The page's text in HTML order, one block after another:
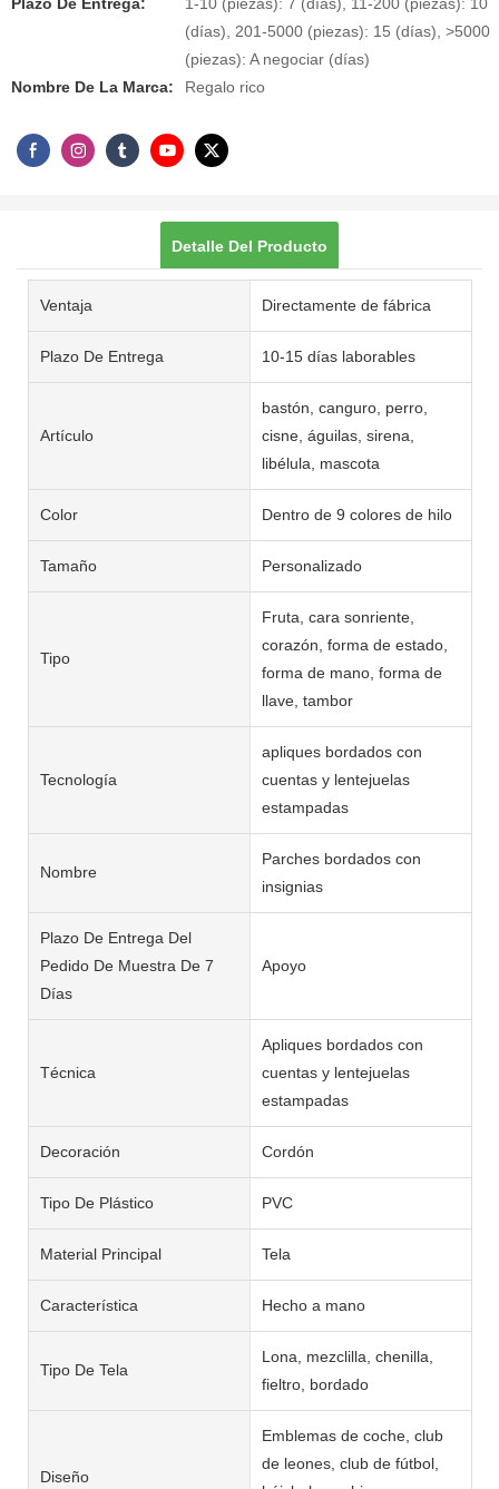
(días), 201-5000 (piezas): 15 (días), >5000
(piezas): A negociar (días)
Nombre De La Marca:
Regalo rico
Detalle Del Producto
Ventaja Directamente de fábrica
Plazo De Entrega 10-15 días laborables
Artículo
bastón, canguro, perro,
cisne, águilas, sirena,
libélula, mascota
Color Dentro de 9 colores de hilo
Tamaño Personalizado
Tipo
Fruta, cara sonriente,
corazón, forma de estado,
forma de mano, forma de
llave, tambor
Tecnología
apliques bordados con
cuentas y lentejuelas
estampadas
Nombre
Parches bordados con
insignias
Plazo De Entrega Del
Pedido De Muestra De 7
Días
Apoyo
Técnica
Apliques bordados con
cuentas y lentejuelas
estampadas
Decoración Cordón
Tipo De Plástico PVC
Material Principal Tela
Característica Hecho a mano
Tipo De Tela
Lona, mezclilla, chenilla,
fieltro, bordado
Diseño
Emblemas de coche, club
de leones, club de fútbol, ​​